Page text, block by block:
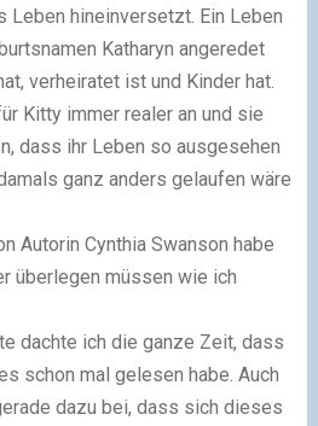
Leben hineinversetzt. Ein Leben
Katharyn angeredet
verheiratet ist und Kinder hat.
Kitty immer realer an und sie
dass ihr Leben so ausgesehen
ganz anders gelaufen wäre
Autorin Cynthia Swanson habe
überlegen müssen wie ich
dachte ich die ganze Zeit, dass
schon mal gelesen habe. Auch
dazu bei, dass sich dieses